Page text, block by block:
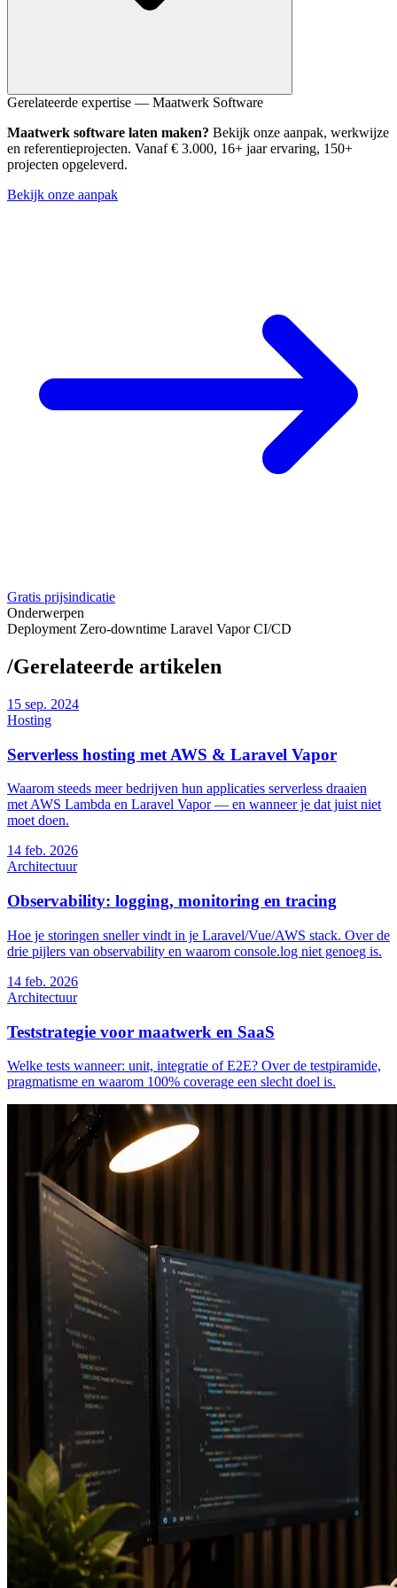
Door additieve migraties: voeg kolommen toe, verwijder ze niet.
oude code nooit tegen een incompatibel schema draait.
Gerelateerde expertise — Maatwerk Software
Maatwerk software laten maken? Bekijk onze aanpak, werkwijze
en referentieprojecten. Vanaf € 3.000, 16+ jaar ervaring, 150+
projecten opgeleverd.
Bekijk onze aanpak
Gratis prijsindicatie
Onderwerpen
Deployment Zero-downtime Laravel Vapor CI/CD
/Gerelateerde artikelen
15 sep. 2024
Hosting
Serverless hosting met AWS & Laravel Vapor
Waarom steeds meer bedrijven hun applicaties serverless draaien
met AWS Lambda en Laravel Vapor — en wanneer je dat juist niet
moet doen.
14 feb. 2026
Architectuur
Observability: logging, monitoring en tracing
Hoe je storingen sneller vindt in je Laravel/Vue/AWS stack. Over de
drie pijlers van observability en waarom console.log niet genoeg is.
14 feb. 2026
Architectuur
Teststrategie voor maatwerk en SaaS
Welke tests wanneer: unit, integratie of E2E? Over de testpiramide,
pragmatisme en waarom 100% coverage een slecht doel is.